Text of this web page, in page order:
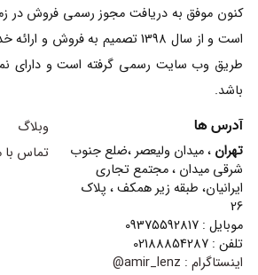
است و از سال 1398 تصمیم به فروش
طریق وب سایت رسمی گرفته است و دارای
باشد.
آدرس ها
تهران ، میدان ولیعصر ،ضلع جنوب
شرقی میدان ، مجتمع تجاری
ایرانیان، طبقه زیر همکف ، پلاک
26
موبایل : 09375592817
تلفن : 02188854287
اینستاگرام : amir_lenz@
وبلاگ
تماس با